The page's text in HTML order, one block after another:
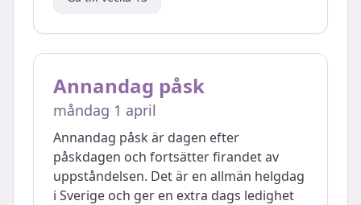
Annandag påsk
måndag 1 april
Annandag påsk är dagen efter
påskdagen och fortsätter firandet av
uppståndelsen. Det är en allmän helgdag
i Sverige och ger en extra dags ledighet